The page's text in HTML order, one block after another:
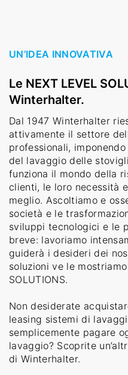
UN’IDEA INNOVATIVA
Le NEXT LEVEL
Winterhalter.
Dal 1947 Winterhalter
attivamente il settore
professionali,
del lavaggio delle
funziona il mondo della
clienti, le loro necessità
meglio. Ascoltiamo e
società e le
sviluppi tecnologici e le
breve: lavoriamo
guiderà i desideri dei
soluzioni ve le
SOLUTIONS.
Non desiderate
leasing sistemi di
semplicemente pagare
lavaggio? Scoprite
di Winterhalter.